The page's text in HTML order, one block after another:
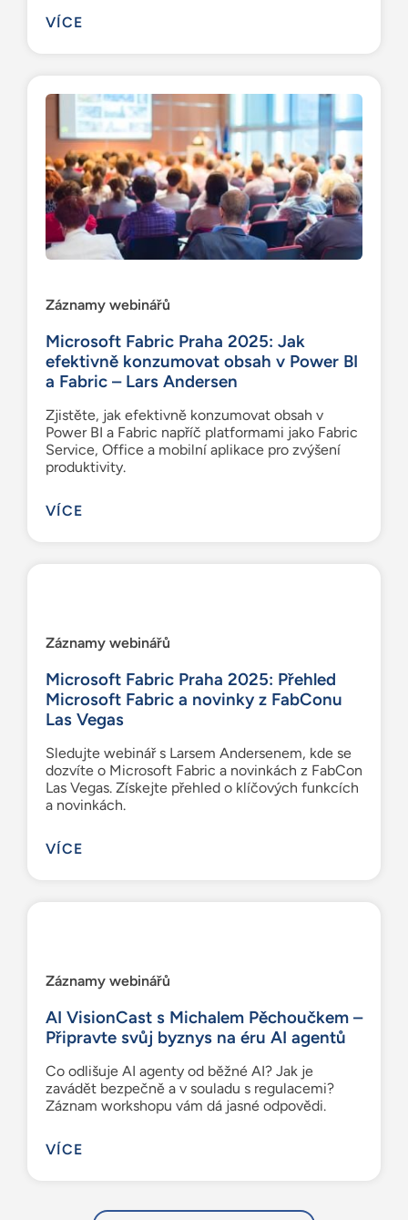
VÍCE
Záznamy webinářů
Microsoft Fabric Praha 2025: Jak
efektivně konzumovat obsah v Power BI
a Fabric – Lars Andersen
Zjistěte, jak efektivně konzumovat obsah v
Power BI a Fabric napříč platformami jako Fabric
Service, Office a mobilní aplikace pro zvýšení
produktivity.
VÍCE
Záznamy webinářů
Microsoft Fabric Praha 2025: Přehled
Microsoft Fabric a novinky z FabConu
Las Vegas
Sledujte webinář s Larsem Andersenem, kde se
dozvíte o Microsoft Fabric a novinkách z FabCon
Las Vegas. Získejte přehled o klíčových funkcích
a novinkách.
VÍCE
Záznamy webinářů
AI VisionCast s Michalem Pěchoučkem –
Připravte svůj byznys na éru AI agentů
Co odlišuje AI agenty od běžné AI? Jak je
zavádět bezpečně a v souladu s regulacemi?
Záznam workshopu vám dá jasné odpovědi.
VÍCE